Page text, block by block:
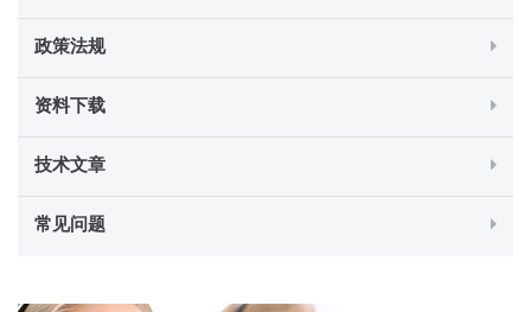
政策法规
资料下载
技术文章
常见问题